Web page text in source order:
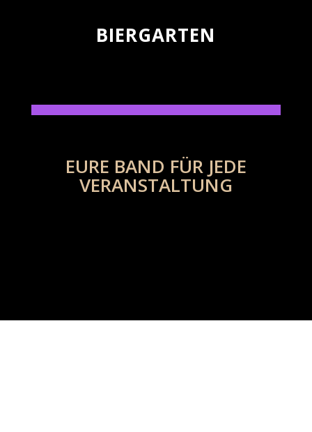
BIERGARTEN
EURE BAND FÜR JEDE
VERANSTALTUNG